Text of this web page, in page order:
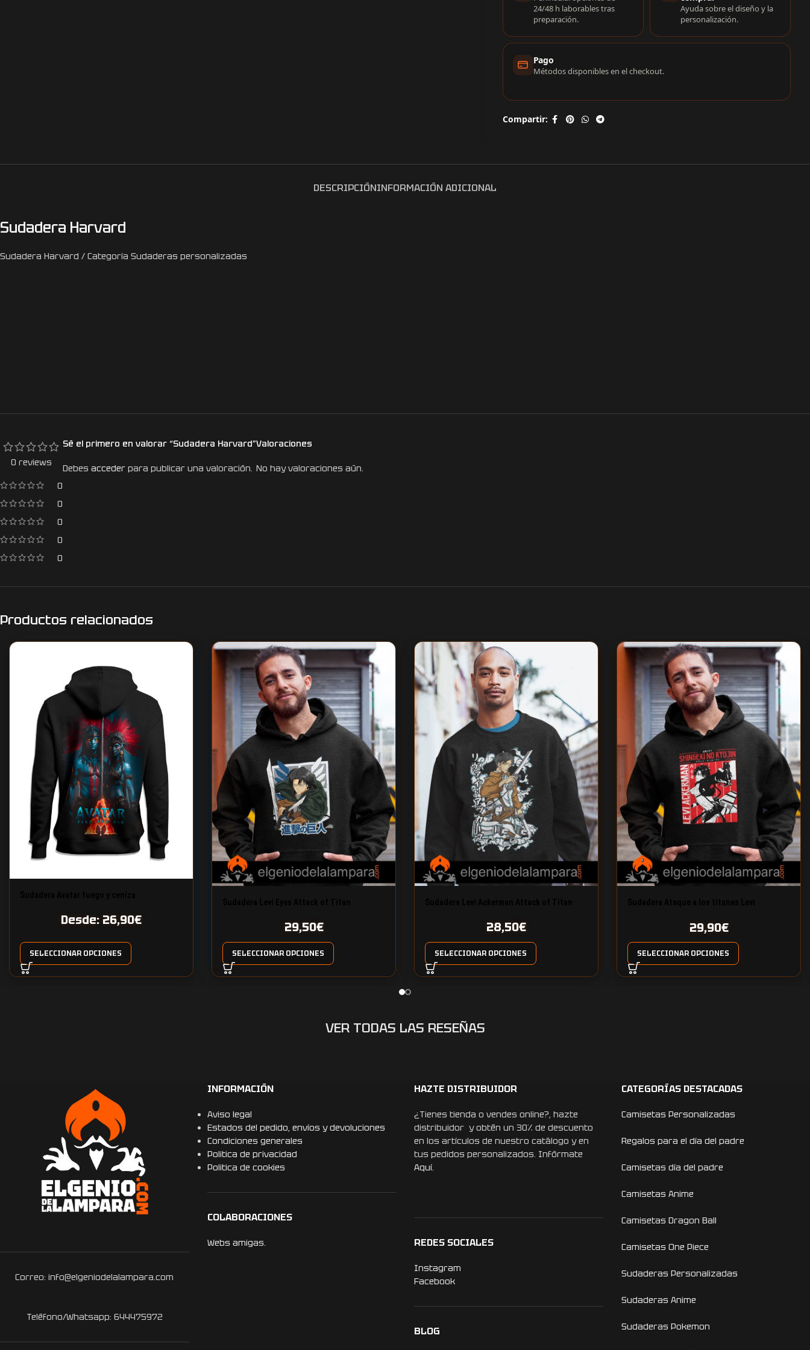
24/48 h laborables tras
preparación.
Ayuda sobre el diseño y la
personalización.
Pago
Métodos disponibles en el checkout.
Compartir:
DESCRIPCIÓNINFORMACIÓN ADICIONAL
Sudadera Harvard
Sudadera Harvard / Categoría Sudaderas personalizadas
0 reviews
0
0
0
0
0
Valoraciones
No hay valoraciones aún.
Sé el primero en valorar “Sudadera Harvard”
Debes acceder para publicar una valoración.
Productos relacionados
Desde: 26,90€
SELECCIONAR OPCIONES
29,50€
SELECCIONAR OPCIONES
28,50€
SELECCIONAR OPCIONES
29,90€
SELECCIONAR OPCIONES
VER TODAS LAS RESEÑAS
Correo: info@elgeniodelalampara.com
Teléfono/Whatsapp: 644475972
INFORMACIÓN
Aviso legal
Estados del pedido, envíos y devoluciones
Condiciones generales
Politica de privacidad
Politica de cookies
COLABORACIONES
Webs amigas.
HAZTE DISTRIBUIDOR
¿Tienes tienda o vendes online?, hazte
distribuidor y obtén un 30% de descuento
en los artículos de nuestro catálogo y en
tus pedidos personalizados. Infórmate
Aquí.
REDES SOCIALES
Instagram
Facebook
BLOG
CATEGORÍAS DESTACADAS
Camisetas Personalizadas
Regalos para el día del padre
Camisetas día del padre
Camisetas Anime
Camisetas Dragon Ball
Camisetas One Piece
Sudaderas Personalizadas
Sudaderas Anime
Sudaderas Pokemon